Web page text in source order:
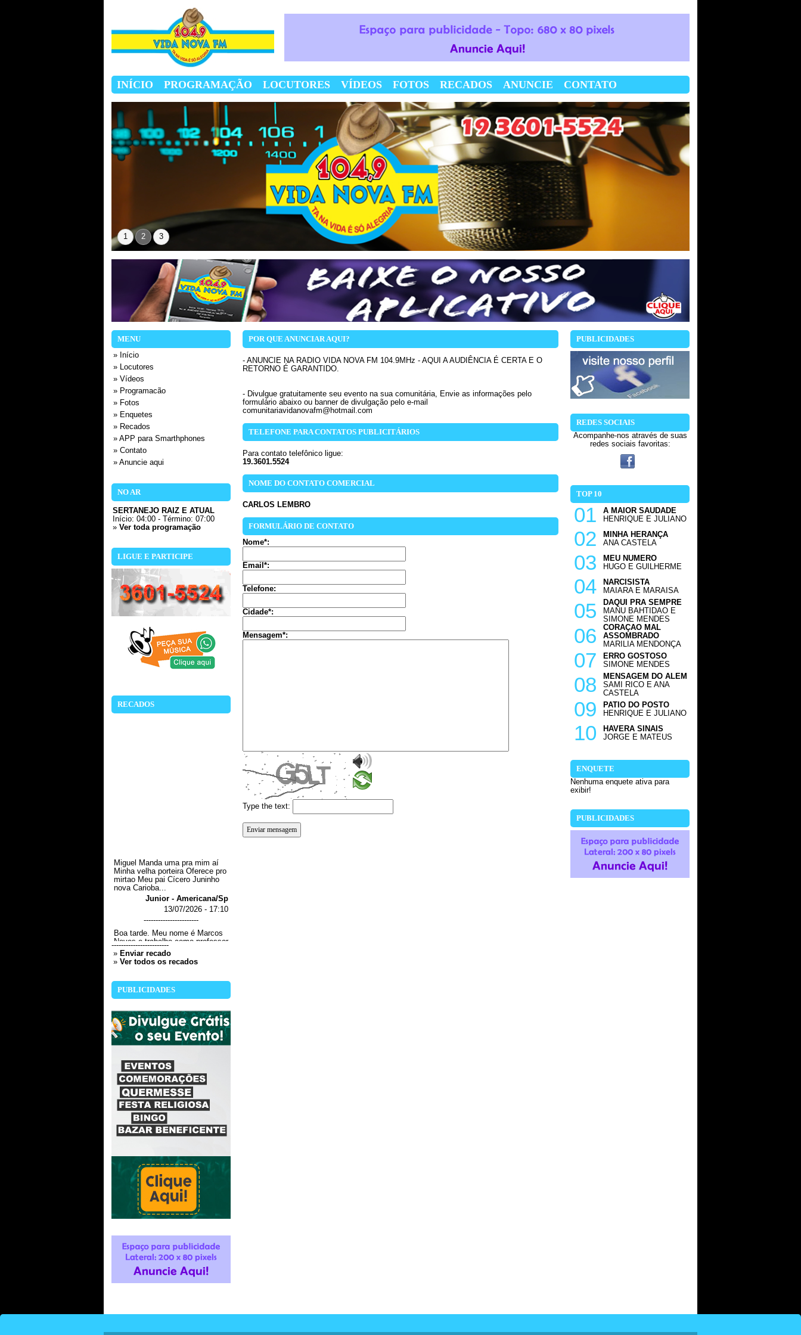
INÍCIO PROGRAMAÇÃO LOCUTORES VÍDEOS FOTOS RECADOS ANUNCIE CONTATO
1 2 3
MENU
» Início
» Locutores
» Vídeos
» Programacão
» Fotos
» Enquetes
» Recados
» APP para Smarthphones
» Contato
» Anuncie aqui
NO AR
SERTANEJO RAIZ E ATUAL
Início: 04:00 - Término: 07:00
» Ver toda programação
LIGUE E PARTICIPE
RECADOS
Minha velha porteira Oferece pro
mirtao Meu pai Cícero Juninho
nova Carioba...
Junior - Americana/Sp
13/07/2026 - 17:10
-----------------------
Neves e trabalho como professor
da rede estadual em Americana.
Estou realizando o lançamento
do livro "Diário de um mendigo",
romance de cunho social
Gostaria de verificar a
possibilidade de uma entrevista
sobre a obra. Obrigado pela
Marcos Neves - Americana/SP
22/12/2025 - 16:14
-----------------------
melhorar quando não
conseguimos nos controlar
diante de algumas atitudes .
Como a espiritualidade nos
orienta. Para o programa da
Cátia e Lucia....
Joelma - Americana/São Paulo
13/11/2025 - 7:49
-----------------------
maravilhosa!!!!...
André Lope - Americana/São
07/11/2025 - 10:48
-----------------------
Bom dia Vida Nova fm, Bom dia
Americana. Feliz 150 anos da
da rádio e todos os ouvintes....
Caroline Boer - Americana/SP
27/08/2025 - 7:12
Resposta:OBRIGADO,
ABRAÇO.
maravilhosa. Parabéns Vida
comunidade. Continue assim
------------------------
» Enviar recado
» Ver todos os recados
PUBLICIDADES
POR QUE ANUNCIAR AQUI?
- ANUNCIE NA RADIO VIDA NOVA FM 104.9MHz - AQUI A AUDIÊNCIA É CERTA E O
RETORNO É GARANTIDO.
- Divulgue gratuitamente seu evento na sua comunitária, Envie as informações pelo
formulário abaixo ou banner de divulgação pelo e-mail
comunitariavidanovafm@hotmail.com
TELEFONE PARA CONTATOS PUBLICITÁRIOS
Para contato telefônico ligue:
19.3601.5524
NOME DO CONTATO COMERCIAL
CARLOS LEMBRO
FORMULÁRIO DE CONTATO
Nome*:
Email*:
Telefone:
Cidade*:
Mensagem*:
Type the text:
PUBLICIDADES
REDES SOCIAIS
Acompanhe-nos através de suas
redes sociais favoritas:
TOP 10
01
A MAIOR SAUDADE
HENRIQUE E JULIANO
02
MINHA HERANÇA
ANA CASTELA
03
MEU NUMERO
HUGO E GUILHERME
04
NARCISISTA
MAIARA E MARAISA
05
DAQUI PRA SEMPRE
MANU BAHTIDAO E
SIMONE MENDES
06
CORAÇAO MAL
ASSOMBRADO
MARILIA MENDONÇA
07
ERRO GOSTOSO
SIMONE MENDES
08
MENSAGEM DO ALEM
SAMI RICO E ANA
CASTELA
09
PATIO DO POSTO
HENRIQUE E JULIANO
10
HAVERA SINAIS
JORGE E MATEUS
ENQUETE
Nenhuma enquete ativa para
exibir!
PUBLICIDADES